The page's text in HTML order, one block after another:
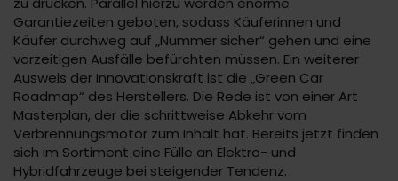
Garantiezeiten geboten, sodass Käuferinnen und
Käufer durchweg auf „Nummer sicher“ gehen und eine
vorzeitigen Ausfälle befürchten müssen. Ein weiterer
Ausweis der Innovationskraft ist die „Green Car
Roadmap“ des Herstellers. Die Rede ist von einer Art
Masterplan, der die schrittweise Abkehr vom
Verbrennungsmotor zum Inhalt hat. Bereits jetzt finden
sich im Sortiment eine Fülle an Elektro- und
Hybridfahrzeuge bei steigender Tendenz.